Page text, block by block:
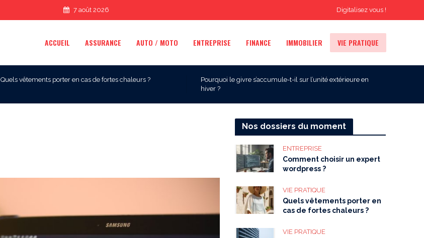
Digitalisez vous !
7 août 2026
ACCUEIL ASSURANCE AUTO / MOTO ENTREPRISE FINANCE IMMOBILIER VIE PRATIQUE
Quels vêtements porter en cas de fortes chaleurs ?
Pourquoi le givre s’accumule-t-il sur l’unité extérieure en
hiver ?
Nos dossiers du moment
ENTREPRISE
Comment choisir un expert
wordpress ?
VIE PRATIQUE
Quels vêtements porter en
cas de fortes chaleurs ?
VIE PRATIQUE